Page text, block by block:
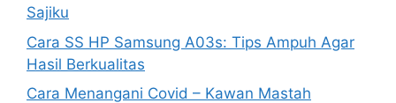
Sajiku
Cara SS HP Samsung A03s: Tips Ampuh Agar
Hasil Berkualitas
Cara Menangani Covid – Kawan Mastah